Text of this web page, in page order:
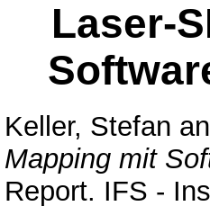
Laser-
Keller, Stefan
Mapping mit
Report. IFS -